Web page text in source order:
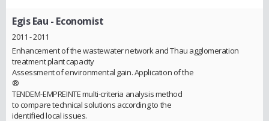
Egis Eau - Economist
2011 - 2011
Enhancement of the wastewater network and Thau agglomeration
treatment plant capacity
Assessment of environmental gain. Application of the
®
TENDEM-EMPREINTE multi-criteria analysis method
to compare technical solutions according to the
identified local issues.